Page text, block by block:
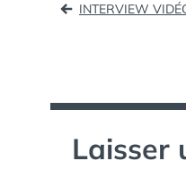
l’article
INTERVIEW
Laisser